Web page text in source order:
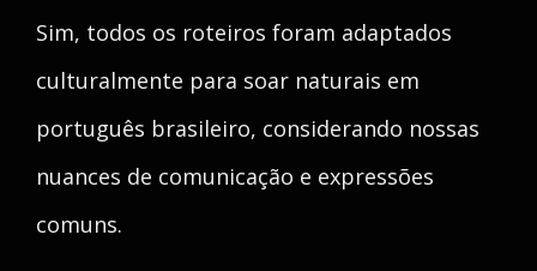
Sim, todos os roteiros foram adaptados
culturalmente para soar naturais em
português brasileiro, considerando nossas
nuances de comunicação e expressões
comuns.